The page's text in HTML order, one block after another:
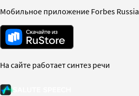
Мобильное приложение Forbes
На сайте работает синтез речи